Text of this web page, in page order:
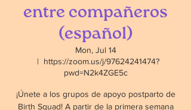
entre compañeros
(español)
Mon, Jul 14
  |
https://zoom.us/j/97624241474?
pwd=N2k4ZGE5c
¡Únete a los grupos de apoyo postparto de
Birth Squad! A partir de la primera semana